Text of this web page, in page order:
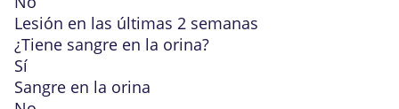
Lesión en las últimas 2 semanas
¿Tiene sangre en la orina?
Sí
Sangre en la orina